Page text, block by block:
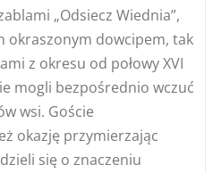
„Odsiecz Wiednia”,
okraszonym dowcipem, tak
z okresu od połowy XVI
mogli bezpośrednio wczuć
wsi. Goście
okazję przymierzając
się o znaczeniu